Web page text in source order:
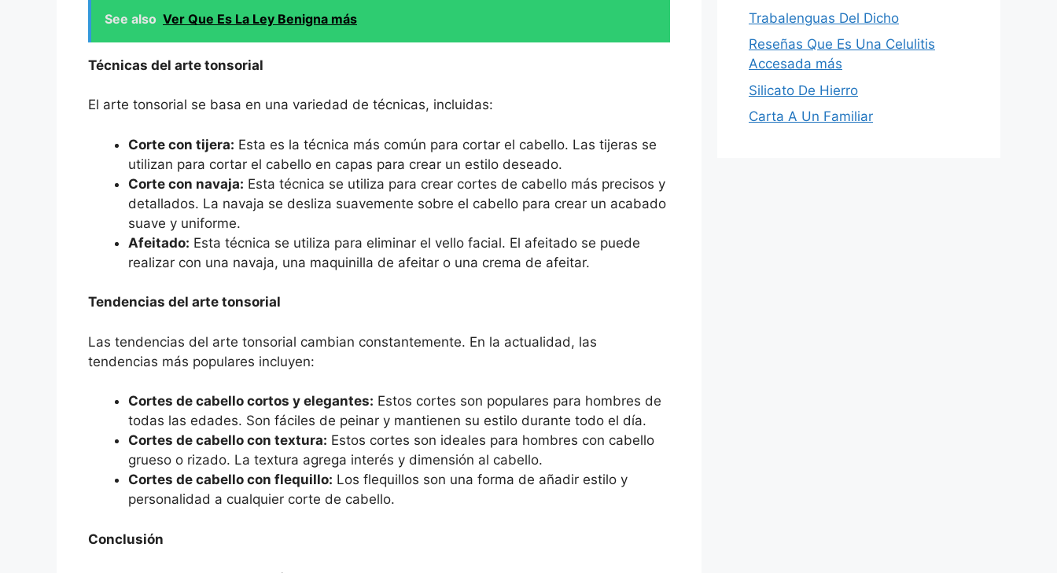
See also Ver Que Es La Ley Benigna más
Técnicas del arte tonsorial
El arte tonsorial se basa en una variedad de técnicas, incluidas:
Corte con tijera: Esta es la técnica más común para cortar el cabello. Las tijeras se
utilizan para cortar el cabello en capas para crear un estilo deseado.
Corte con navaja: Esta técnica se utiliza para crear cortes de cabello más precisos y
detallados. La navaja se desliza suavemente sobre el cabello para crear un acabado
suave y uniforme.
Afeitado: Esta técnica se utiliza para eliminar el vello facial. El afeitado se puede
realizar con una navaja, una maquinilla de afeitar o una crema de afeitar.
Tendencias del arte tonsorial
Las tendencias del arte tonsorial cambian constantemente. En la actualidad, las
tendencias más populares incluyen:
Cortes de cabello cortos y elegantes: Estos cortes son populares para hombres de
todas las edades. Son fáciles de peinar y mantienen su estilo durante todo el día.
Cortes de cabello con textura: Estos cortes son ideales para hombres con cabello
grueso o rizado. La textura agrega interés y dimensión al cabello.
Cortes de cabello con flequillo: Los flequillos son una forma de añadir estilo y
personalidad a cualquier corte de cabello.
Conclusión
Trabalenguas Del Dicho
Reseñas Que Es Una Celulitis
Accesada más
Silicato De Hierro
Carta A Un Familiar